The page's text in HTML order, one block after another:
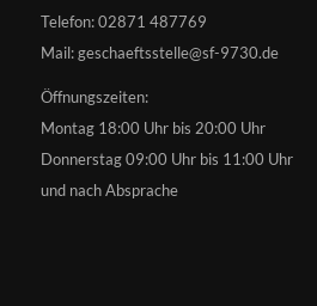
Telefon: 02871 487769
Mail: geschaeftsstelle@sf-9730.de
Öffnungszeiten:
Montag 18:00 Uhr bis 20:00 Uhr
Donnerstag 09:00 Uhr bis 11:00 Uhr
und nach Absprache